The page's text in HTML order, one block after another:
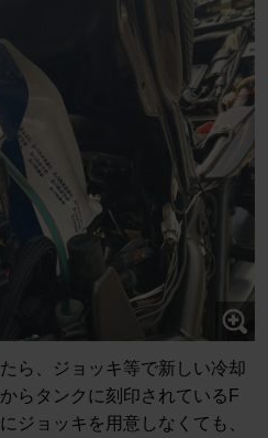
ら、ジョッキ等で新しい冷却
らタンクに刻印されているF
ジョッキを用意しなくても、